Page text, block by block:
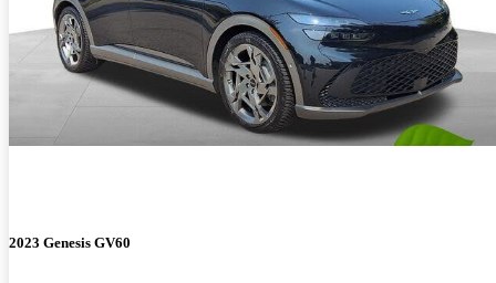
2023 Genesis GV60